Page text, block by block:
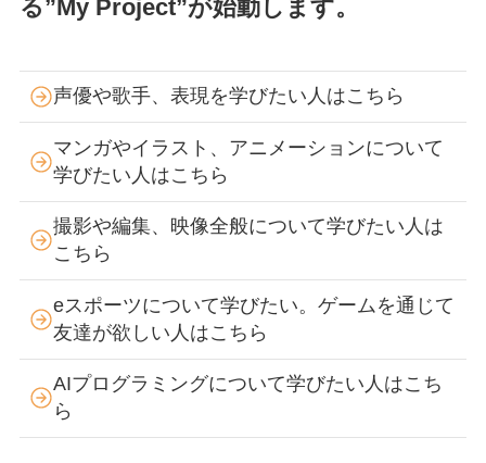
る”My Project”が始動します。
声優や歌手、表現を学びたい人はこちら
マンガやイラスト、アニメーションについて
学びたい人はこちら
撮影や編集、映像全般について学びたい人は
こちら
eスポーツについて学びたい。ゲームを通じて
友達が欲しい人はこちら
AIプログラミングについて学びたい人はこち
ら